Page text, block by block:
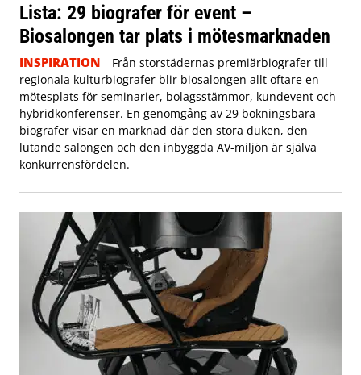
Lista: 29 biografer för event –
Biosalongen tar plats i mötesmarknaden
INSPIRATION
Från storstädernas premiärbiografer till
regionala kulturbiografer blir biosalongen allt oftare en
mötesplats för seminarier, bolagsstämmor, kundevent och
hybridkonferenser. En genomgång av 29 bokningsbara
biografer visar en marknad där den stora duken, den
lutande salongen och den inbyggda AV-miljön är själva
konkurrensfördelen.